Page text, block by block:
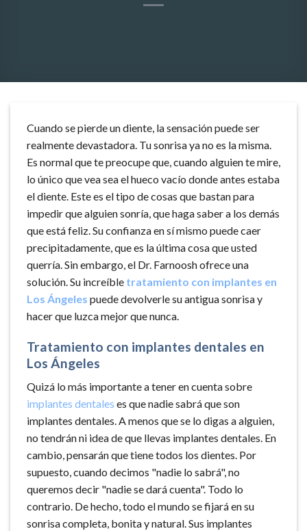
Cuando se pierde un diente, la sensación puede ser
realmente devastadora. Tu sonrisa ya no es la misma.
Es normal que te preocupe que, cuando alguien te mire,
lo único que vea sea el hueco vacío donde antes estaba
el diente. Este es el tipo de cosas que bastan para
impedir que alguien sonría, que haga saber a los demás
que está feliz. Su confianza en sí mismo puede caer
precipitadamente, que es la última cosa que usted
querría. Sin embargo, el Dr. Farnoosh ofrece una
solución. Su increíble tratamiento con implantes en
Los Ángeles puede devolverle su antigua sonrisa y
hacer que luzca mejor que nunca.
Tratamiento con implantes dentales en
Los Ángeles
Quizá lo más importante a tener en cuenta sobre
implantes dentales es que nadie sabrá que son
implantes dentales. A menos que se lo digas a alguien,
no tendrán ni idea de que llevas implantes dentales. En
cambio, pensarán que tiene todos los dientes. Por
supuesto, cuando decimos "nadie lo sabrá", no
queremos decir "nadie se dará cuenta". Todo lo
contrario. De hecho, todo el mundo se fijará en su
sonrisa completa, bonita y natural. Sus implantes